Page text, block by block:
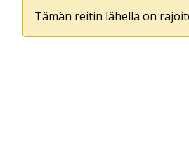
Tämän reitin lähellä on